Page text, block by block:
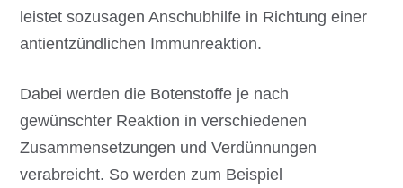
leistet sozusagen Anschubhilfe in Richtung einer
antientzündlichen Immunreaktion.
Dabei werden die Botenstoffe je nach
gewünschter Reaktion in verschiedenen
Zusammensetzungen und Verdünnungen
verabreicht. So werden zum Beispiel